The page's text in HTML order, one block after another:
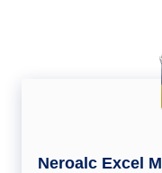
Neroalc Excel